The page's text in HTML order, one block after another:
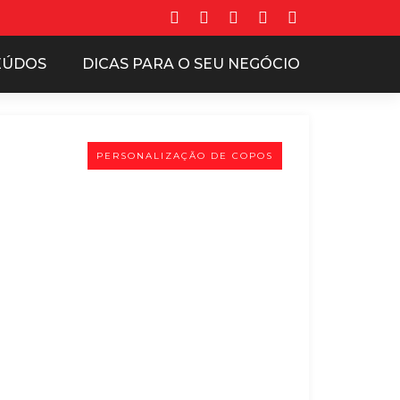
DICAS PARA O SEU NEGÓCIO
PERSONALIZAÇÃO DE COPOS